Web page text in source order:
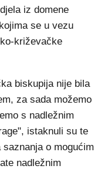
iz domene
se u vezu
križevačke
biskupija nije bila
za sada možemo
s nadležnim
istaknuli su te
o mogućim
nadležnim